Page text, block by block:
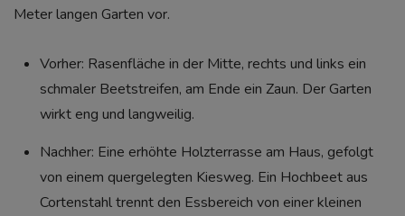
Meter langen Garten vor.
Vorher: Rasenfläche in der Mitte, rechts und links ein
schmaler Beetstreifen, am Ende ein Zaun. Der Garten
wirkt eng und langweilig.
Nachher: Eine erhöhte Holzterrasse am Haus, gefolgt
von einem quergelegten Kiesweg. Ein Hochbeet aus
Cortenstahl trennt den Essbereich von einer kleinen